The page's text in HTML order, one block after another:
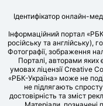
Ідентифікатор онлайн-
Інформаційний портал
російську та англійську),
Фотографії, зображення
Порталі, авторами яких
умовах ліцензії Creative
«РБК-Україна» може не
не підлягають
достовірність та зміст